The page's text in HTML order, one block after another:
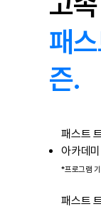
패
즌.
패스트
아카데
*프로그램
패스트